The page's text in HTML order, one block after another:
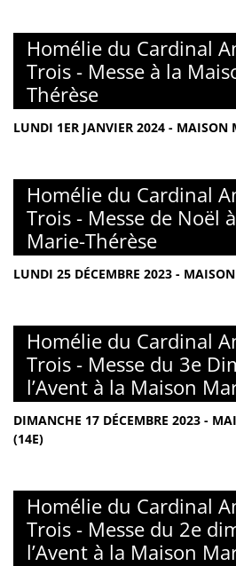
Homélie du Cardinal
Trois - Messe à la
Thérèse
LUNDI 1ER JANVIER 2024 - MAISON
Homélie du Cardinal
Trois - Messe de Noël
Marie-Thérèse
LUNDI 25 DÉCEMBRE 2023 -
Homélie du Cardinal
Trois - Messe du 3e
l’Avent à la Maison
DIMANCHE 17 DÉCEMBRE 2023 -
(14E)
Homélie du Cardinal
Trois - Messe du 2e
l’Avent à la Maison